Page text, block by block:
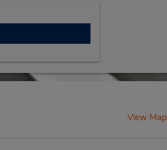
View Map